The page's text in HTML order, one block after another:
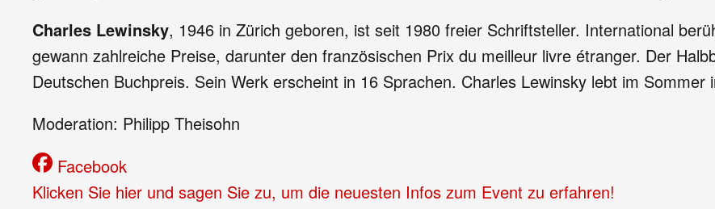
Charles Lewinsky, 1946 in Zürich geboren, ist seit 1980 freier Schriftsteller. International
gewann zahlreiche Preise, darunter den französischen Prix du meilleur livre étranger. Der
Deutschen Buchpreis. Sein Werk erscheint in 16 Sprachen. Charles Lewinsky lebt im
Moderation: Philipp Theisohn
Facebook
Klicken Sie hier und sagen Sie zu, um die neuesten Infos zum Event zu erfahren!